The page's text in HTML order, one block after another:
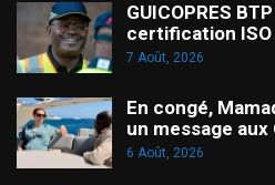
GUICOPRES
certification
7 Août, 2026
En congé,
un message aux
6 Août, 2026